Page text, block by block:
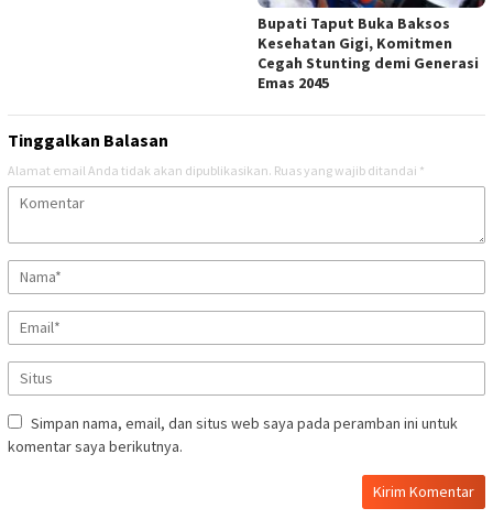
Bupati Taput Buka Baksos
Kesehatan Gigi, Komitmen
Cegah Stunting demi Generasi
Emas 2045
Tinggalkan Balasan
Alamat email Anda tidak akan dipublikasikan. Ruas yang wajib ditandai *
Simpan nama, email, dan situs web saya pada peramban ini untuk
komentar saya berikutnya.